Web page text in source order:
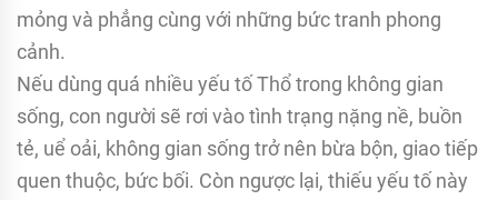
mỏng và phẳng cùng với những bức tranh phong
cảnh.
Nếu dùng quá nhiều yếu tố Thổ trong không gian
sống, con người sẽ rơi vào tình trạng nặng nề, buồn
tẻ, uể oải, không gian sống trở nên bừa bộn, giao tiếp
quen thuộc, bức bối. Còn ngược lại, thiếu yếu tố này